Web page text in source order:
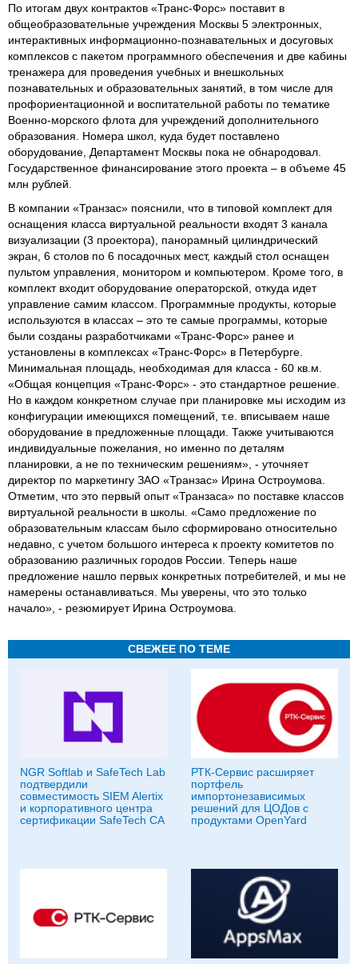
По итогам двух контрактов «Транс-Форс» поставит в
общеобразовательные учреждения Москвы 5 электронных,
интерактивных информационно-познавательных и досуговых
комплексов с пакетом программного обеспечения и две кабины
тренажера для проведения учебных и внешкольных
познавательных и образовательных занятий, в том числе для
профориентационной и воспитательной работы по тематике
Военно-морского флота для учреждений дополнительного
образования. Номера школ, куда будет поставлено
оборудование, Департамент Москвы пока не обнародовал.
Государственное финансирование этого проекта – в объеме 45
млн рублей.
В компании «Транзас» пояснили, что в типовой комплект для
оснащения класса виртуальной реальности входят 3 канала
визуализации (3 проектора), панорамный цилиндрический
экран, 6 столов по 6 посадочных мест, каждый стол оснащен
пультом управления, монитором и компьютером. Кроме того, в
комплект входит оборудование операторской, откуда идет
управление самим классом. Программные продукты, которые
используются в классах – это те самые программы, которые
были созданы разработчиками «Транс-Форс» ранее и
установлены в комплексах «Транс-Форс» в Петербурге.
Минимальная площадь, необходимая для класса - 60 кв.м.
«Общая концепция «Транс-Форс» - это стандартное решение.
Но в каждом конкретном случае при планировке мы исходим из
конфигурации имеющихся помещений, т.е. вписываем наше
оборудование в предложенные площади. Также учитываются
индивидуальные пожелания, но именно по деталям
планировки, а не по техническим решениям», - уточняет
директор по маркетингу ЗАО «Транзас» Ирина Остроумова.
Отметим, что это первый опыт «Транзаса» по поставке классов
виртуальной реальности в школы. «Само предложение по
образовательным классам было сформировано относительно
недавно, с учетом большого интереса к проекту комитетов по
образованию различных городов России. Теперь наше
предложение нашло первых конкретных потребителей, и мы не
намерены останавливаться. Мы уверены, что это только
начало», - резюмирует Ирина Остроумова.
СВЕЖЕЕ ПО ТЕМЕ
NGR Softlab и SafeTech Lab
подтвердили
совместимость SIEM Alertix
и корпоративного центра
сертификации SafeTech CA
РТК-Сервис расширяет
портфель
импортонезависимых
решений для ЦОДов с
продуктами OpenYard